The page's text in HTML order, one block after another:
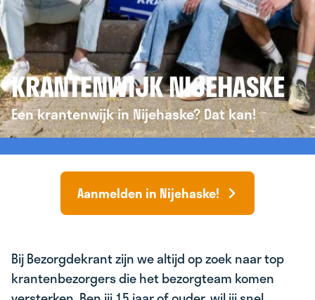
KRANTENWIJK NIJEHASKE
Een krantenwijk in Nijehaske? Dat kan!
Aanmelden in Nijehaske!
Bij Bezorgdekrant zijn we altijd op zoek naar top
krantenbezorgers die het bezorgteam komen